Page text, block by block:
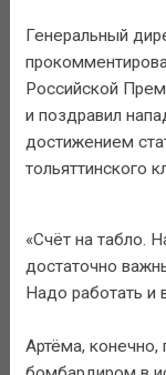
Генеральный
Российской
и поздравил
достижением
тольяттинского
«Счёт на табло.
достаточно
Надо работать и
Артёма, конечно,